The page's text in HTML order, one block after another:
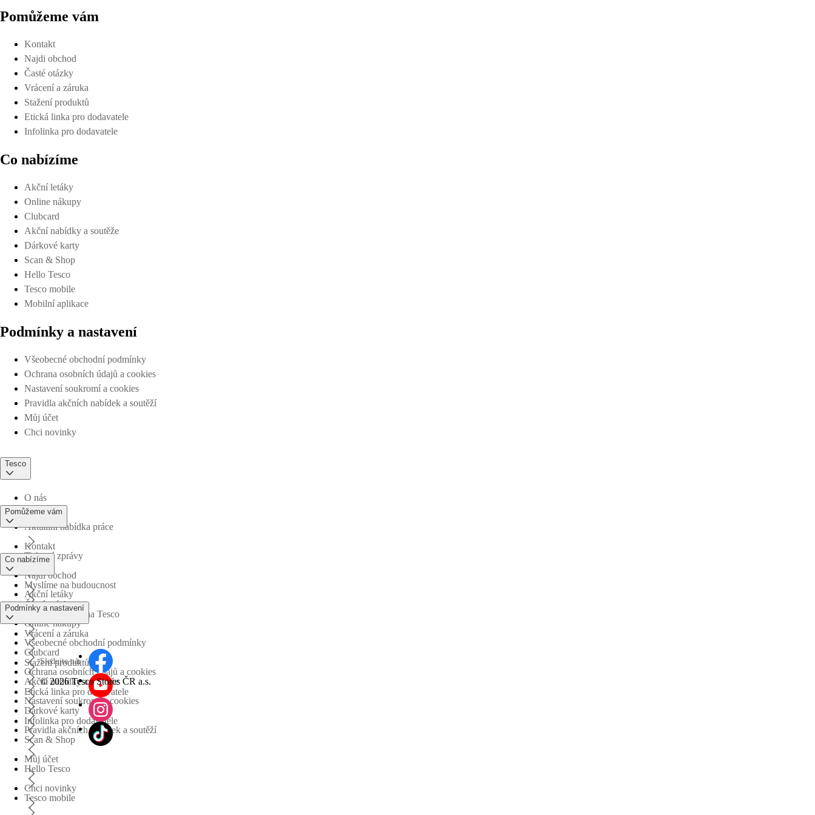
Pomůžeme vám
Kontakt
Najdi obchod
Časté otázky
Vrácení a záruka
Stažení produktů
Etická linka pro dodavatele
Infolinka pro dodavatele
Co nabízíme
Akční letáky
Online nákupy
Clubcard
Akční nabídky a soutěže
Dárkové karty
Scan & Shop
Hello Tesco
Tesco mobile
Mobilní aplikace
Podmínky a nastavení
Všeobecné obchodní podmínky
Ochrana osobních údajů a cookies
Nastavení soukromí a cookies
Pravidla akčních nabídek a soutěží
Můj účet
Chci novinky
Tesco
O nás
Aktuální nabídka práce
Tiskové zprávy
Myslíme na budoucnost
Obchodní skupina Tesco
Pomůžeme vám
Kontakt
Najdi obchod
Časté otázky
Vrácení a záruka
Stažení produktů
Etická linka pro dodavatele
Infolinka pro dodavatele
Co nabízíme
Akční letáky
Online nákupy
Clubcard
Akční nabídky a soutěže
Dárkové karty
Scan & Shop
Hello Tesco
Tesco mobile
Podmínky a nastavení
Všeobecné obchodní podmínky
Ochrana osobních údajů a cookies
Nastavení soukromí a cookies
Pravidla akčních nabídek a soutěží
Můj účet
Chci novinky
Sledujte nás
© 2026 Tesco Stores ČR a.s.